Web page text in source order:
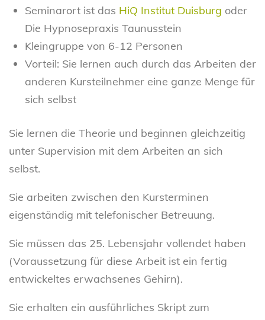
Seminarort ist das HiQ Institut Duisburg oder
Die Hypnosepraxis Taunusstein
Kleingruppe von 6-12 Personen
Vorteil: Sie lernen auch durch das Arbeiten der
anderen Kursteilnehmer eine ganze Menge für
sich selbst
Sie lernen die Theorie und beginnen gleichzeitig
unter Supervision mit dem Arbeiten an sich
selbst.
Sie arbeiten zwischen den Kursterminen
eigenständig mit telefonischer Betreuung.
Sie müssen das 25. Lebensjahr vollendet haben
(Voraussetzung für diese Arbeit ist ein fertig
entwickeltes erwachsenes Gehirn).
Sie erhalten ein ausführliches Skript zum